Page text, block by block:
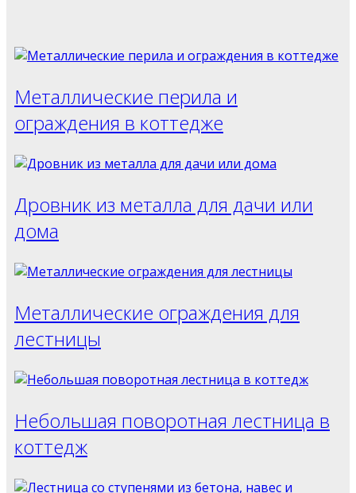
Металлические перила и
ограждения в коттедже
Дровник из металла для дачи или
дома
Металлические ограждения для
лестницы
Небольшая поворотная лестница в
коттедж